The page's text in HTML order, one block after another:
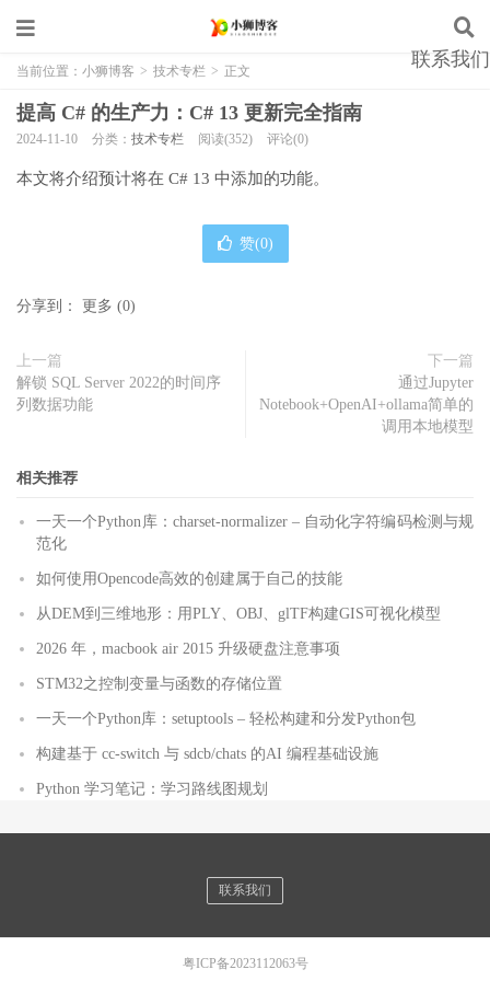
联系我们
当前位置： 小狮博客 > 技术专栏 > 正文
提高 C# 的生产力：C# 13 更新完全指南
2024-11-10 分类： 技术专栏 阅读(352) 评论(0)
本文将介绍预计将在 C# 13 中添加的功能。
赞(0)
分享到： 更多 (0)
上一篇
解锁 SQL Server 2022的时间序
列数据功能
下一篇
通过Jupyter
Notebook+OpenAI+ollama简单的
调用本地模型
相关推荐
一天一个Python库：charset-normalizer – 自动化字符编码检测与规
范化
如何使用Opencode高效的创建属于自己的技能
从DEM到三维地形：用PLY、OBJ、glTF构建GIS可视化模型
2026 年，macbook air 2015 升级硬盘注意事项
STM32之控制变量与函数的存储位置
一天一个Python库：setuptools – 轻松构建和分发Python包
构建基于 cc-switch 与 sdcb/chats 的AI 编程基础设施
Python 学习笔记：学习路线图规划
联系我们
粤ICP备2023112063号